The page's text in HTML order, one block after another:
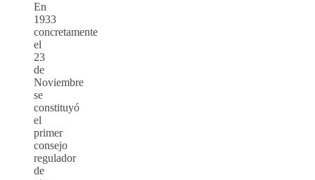
En
1933
concretamente
el
23
de
Noviembre
se
constituyó
el
primer
consejo
regulador
de